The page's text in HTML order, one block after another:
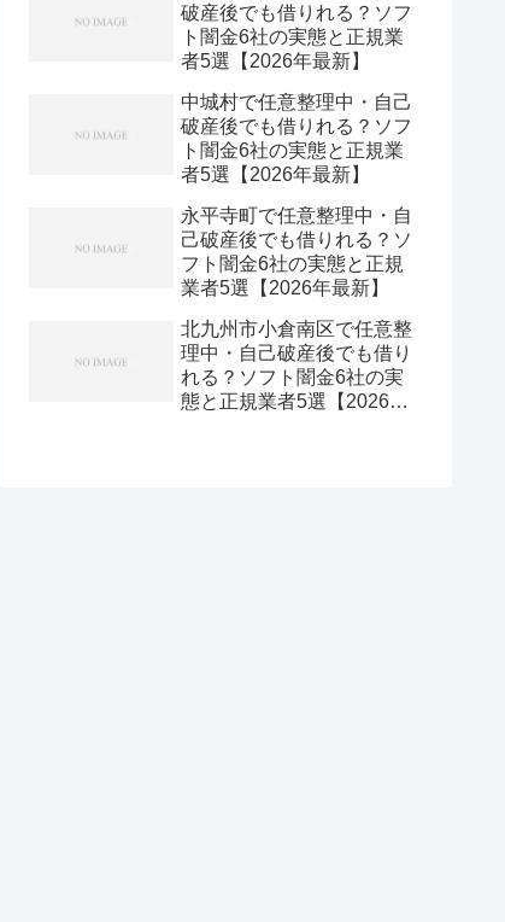
破産後でも借りれる？ソフ
ト闇金6社の実態と正規業
者5選【2026年最新】
中城村で任意整理中・自己
破産後でも借りれる？ソフ
ト闇金6社の実態と正規業
者5選【2026年最新】
永平寺町で任意整理中・自
己破産後でも借りれる？ソ
フト闇金6社の実態と正規
業者5選【2026年最新】
北九州市小倉南区で任意整
理中・自己破産後でも借り
れる？ソフト闇金6社の実
態と正規業者5選【2026年